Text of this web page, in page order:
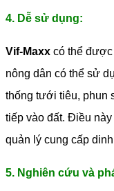
4. Dễ sử dụng:
Vif-Maxx có thể
nông dân có thể sử
thống tưới tiêu, phun
tiếp vào đất. Điều
quản lý cung cấp
5. Nghiên cứu và